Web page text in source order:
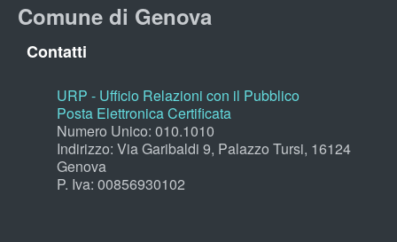
Comune di Genova
Contatti
URP - Ufficio Relazioni con il Pubblico
Posta Elettronica Certificata
Numero Unico: 010.1010
Indirizzo: Via Garibaldi 9, Palazzo Tursi, 16124
Genova
P. Iva: 00856930102